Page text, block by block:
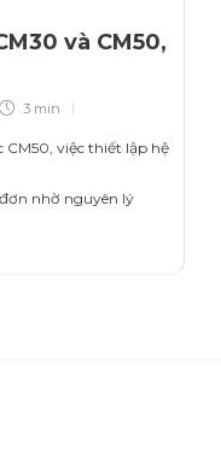
và CM50,
3 min
CM50, việc thiết lập hệ
nhờ nguyên lý